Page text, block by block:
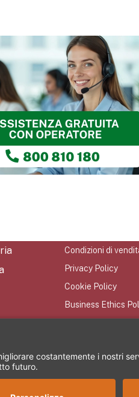
Condizioni di
Privacy Policy
Cookie Policy
Business Ethics
di CRIBIS Holding S.r.l. - Società